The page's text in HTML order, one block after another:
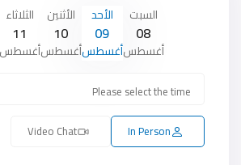
السبت
08
أغسطس
الأحد
09
أغسطس
الأثنين
10
أغسطس
الثلاثاء
11
In Person
Video Chat